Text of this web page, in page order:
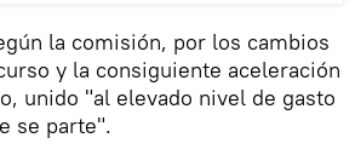
la comisión, por los cambios
y la consiguiente aceleración
unido "al elevado nivel de gasto
se parte".